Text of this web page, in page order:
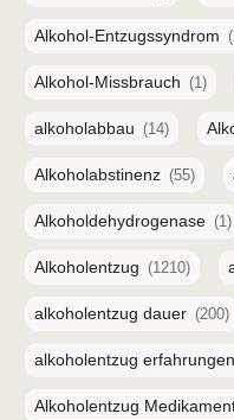
Alkohol-Entzugssyndrom
Alkohol-Missbrauch (1)
alkoholabbau (14)
Alkoholabstinenz (55)
Alkoholdehydrogenase (1)
Alkoholentzug (1210)
alkoholentzug dauer (200)
alkoholentzug erfahrungen
Alkoholentzug